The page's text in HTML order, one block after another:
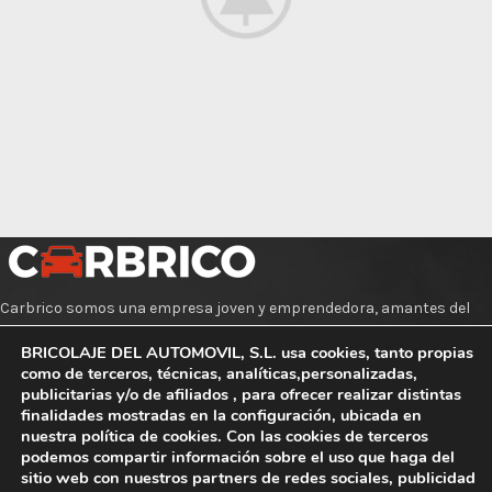
Carbrico somos una empresa joven y emprendedora, amantes del
mundo del motor y todo lo relacionado con los coches.
E-mail:hola@carbrico.com
INFORMACIÓ
Avíso Legal
BRICOLAJE DEL AUTOMOVIL, S.L. usa cookies, tanto propias
como de terceros, técnicas, analíticas,personalizadas,
publicitarias y/o de afiliados , para ofrecer realizar distintas
finalidades mostradas en la configuración, ubicada en
nuestra política de cookies. Con las cookies de terceros
podemos compartir información sobre el uso que haga del
sitio web con nuestros partners de redes sociales, publicidad